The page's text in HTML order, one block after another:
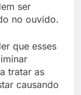
ser
no ouvido.
que esses
tratar as
causando